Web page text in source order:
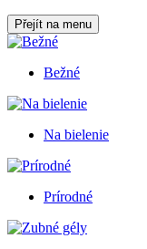
Přejít na menu
Bežné
Na bielenie
Prírodné